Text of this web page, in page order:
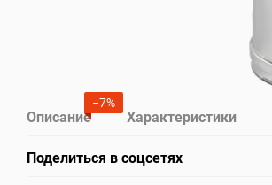
−7%
Описание Характеристики
Поделиться в соцсетях